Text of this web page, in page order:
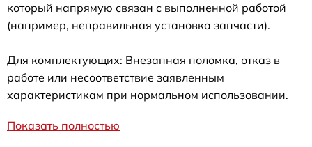
который напрямую связан с выполненной работой
(например, неправильная установка запчасти).
Для комплектующих: Внезапная поломка, отказ в
работе или несоответствие заявленным
характеристикам при нормальном использовании.
Показать полностью